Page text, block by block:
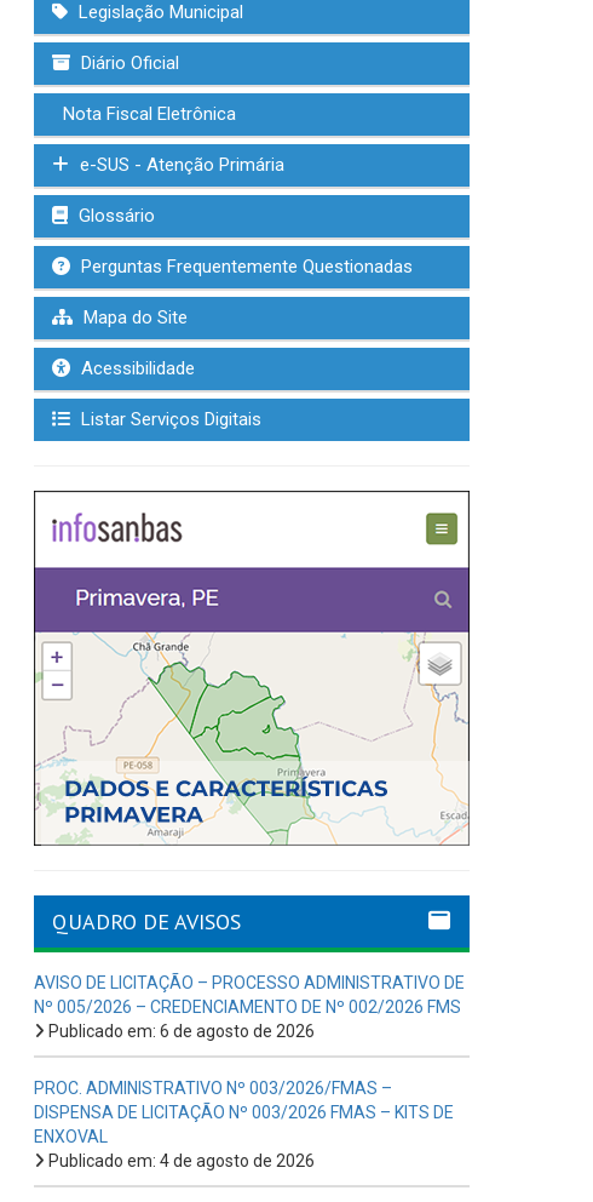
Legislação Municipal
Diário Oficial
Nota Fiscal Eletrônica
e-SUS - Atenção Primária
Glossário
Perguntas Frequentemente Questionadas
Mapa do Site
Acessibilidade
Listar Serviços Digitais
QUADRO DE AVISOS
AVISO DE LICITAÇÃO – PROCESSO ADMINISTRATIVO DE
Nº 005/2026 – CREDENCIAMENTO DE Nº 002/2026 FMS
Publicado em: 6 de agosto de 2026
PROC. ADMINISTRATIVO Nº 003/2026/FMAS –
DISPENSA DE LICITAÇÃO Nº 003/2026 FMAS – KITS DE
ENXOVAL
Publicado em: 4 de agosto de 2026